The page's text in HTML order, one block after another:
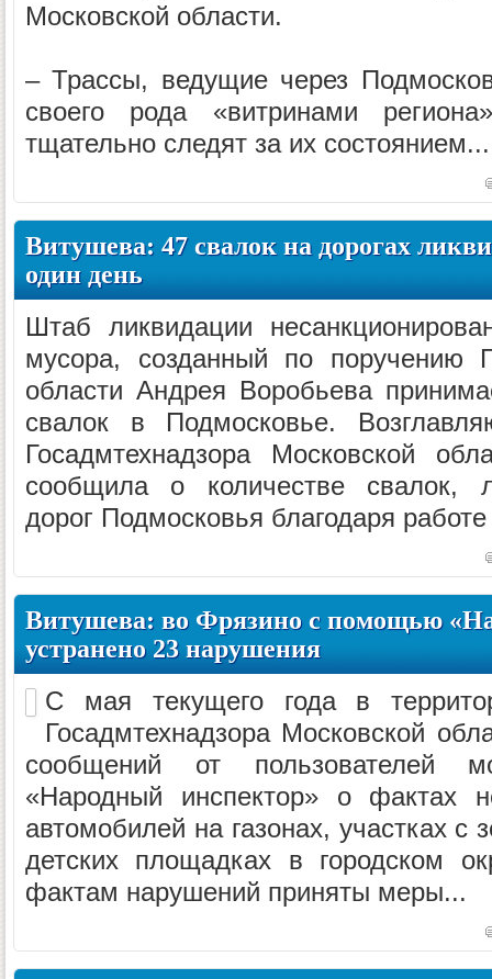
Московской области.
– Трассы, ведущие через
своего рода «витринами
тщательно следят за их состоянием...
Витушева: 47 свалок на дорогах
один день
Штаб ликвидации
мусора, созданный по поручению
области Андрея Воробьева
свалок в Подмосковье.
Госадмтехнадзора Московской
сообщила о количестве свалок,
дорог Подмосковья благодаря
Витушева: во Фрязино с помощью
устранено 23 нарушения
С мая текущего года в
Госадмтехнадзора Московской
сообщений от пользователей
«Народный инспектор» о фактах
автомобилей на газонах, участках
детских площадках в городском
фактам нарушений приняты меры...